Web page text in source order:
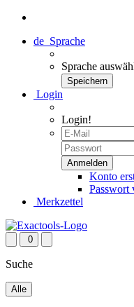
de Sprache
Sprache
Login
Login!
Konto
Passwort
Merkzettel
0
Suche
Alle